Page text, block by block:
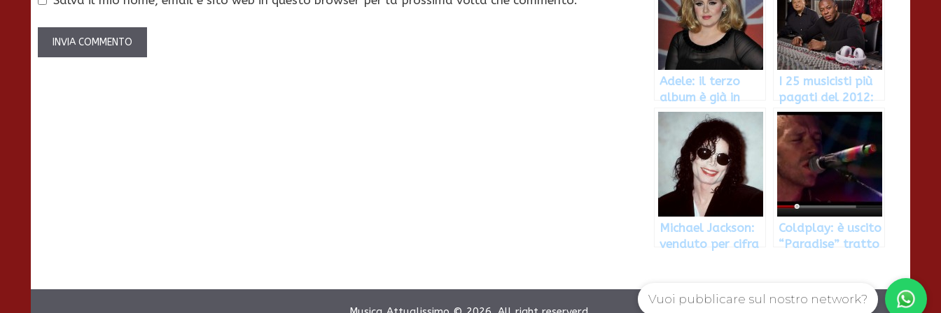
Adele: il terzo
album è già in
lavorazione?
I 25 musicisti più
pagati del 2012:
Dr Dre, Roger
Waters e Elton
John
Michael Jackson:
venduto per cifra
Coldplay: è uscito
“Paradise” tratto
Vuoi pubblicare sul nostro network?